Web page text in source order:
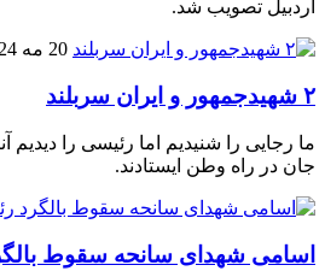
اردبیل تصویب شد.
20 مه 2024
۲ شهیدجمهور و ایران سربلند
ما رجایی را شنیدیم اما رئیسی را دیدیم
جان در راه وطن ایستادند.
اسامی شهدای سانحه سقوط